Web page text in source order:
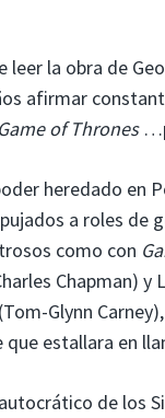
leer la obra de
afirmar
Game of Thrones
heredado en
a roles de
como con
Chapman)
Glynn
estallara en
de los